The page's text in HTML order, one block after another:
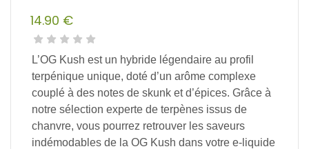
14.90 €
L’OG Kush est un hybride légendaire au profil
terpénique unique, doté d’un arôme complexe
couplé à des notes de skunk et d’épices. Grâce à
notre sélection experte de terpènes issus de
chanvre, vous pourrez retrouver les saveurs
indémodables de la OG Kush dans votre e-liquide